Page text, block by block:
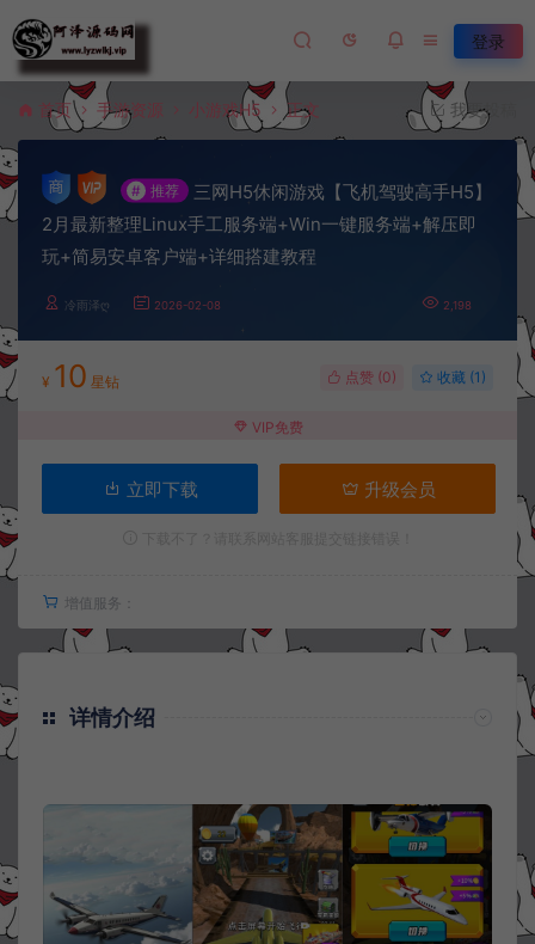
登录
首页 手游资源 小游戏H5 正文 我要投稿
# 推荐
三网H5休闲游戏【飞机驾驶高手H5】
2月最新整理Linux手工服务端+Win一键服务端+解压即
玩+简易安卓客户端+详细搭建教程
冷雨泽ღ 2026-02-08 2,198
¥ 10 星钻 点赞 (0) 收藏 (1)
VIP免费
立即下载 升级会员
增值服务：
详情介绍